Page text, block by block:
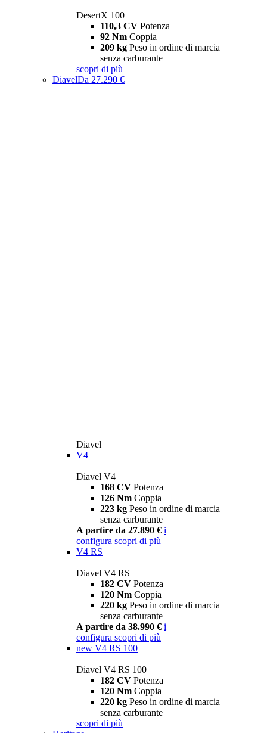
DesertX 100
110,3 CV Potenza
92 Nm Coppia
209 kg Peso in ordine di marcia
senza carburante
scopri di più
DiavelDa 27.290 €
Diavel
V4
Diavel V4
168 CV Potenza
126 Nm Coppia
223 kg Peso in ordine di marcia
senza carburante
A partire da 27.890 € i
configura scopri di più
V4 RS
Diavel V4 RS
182 CV Potenza
120 Nm Coppia
220 kg Peso in ordine di marcia
senza carburante
A partire da 38.990 € i
configura scopri di più
new V4 RS 100
Diavel V4 RS 100
182 CV Potenza
120 Nm Coppia
220 kg Peso in ordine di marcia
senza carburante
scopri di più